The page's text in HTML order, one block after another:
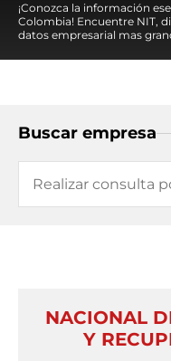
¡Conozca la información
Colombia! Encuentre NIT,
datos empresarial mas
Buscar empresa
NACIONAL
Y